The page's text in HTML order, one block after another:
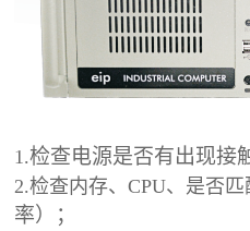
1.检查电源是否有出现接
2.检查内存、CPU、是否匹
率）；